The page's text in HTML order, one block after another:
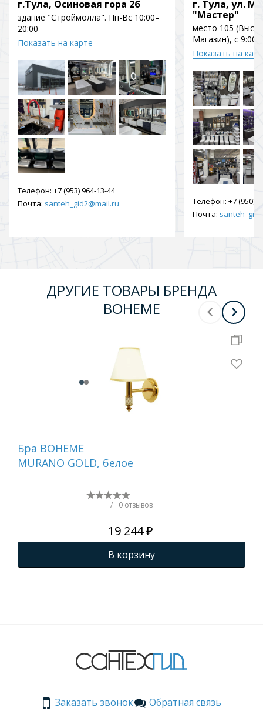
г.Тула, Осиновая гора 2б
здание "Строймолла". Пн-Вс 10:00–
20:00
Показать на карте
Телефон: +7 (953) 964-13-44
Почта: santeh_gid2@mail.ru
г. Тула, ул.
"Мастер"
место 105
Магазин), с 9:00
Показать на
Телефон: +7 (950)
Почта:
ДРУГИЕ ТОВАРЫ БРЕНДА
BOHEME
Бра BOHEME
MURANO GOLD, белое
/ 0 отзывов
19 244 ₽
В корзину
Заказать звонок Обратная связь